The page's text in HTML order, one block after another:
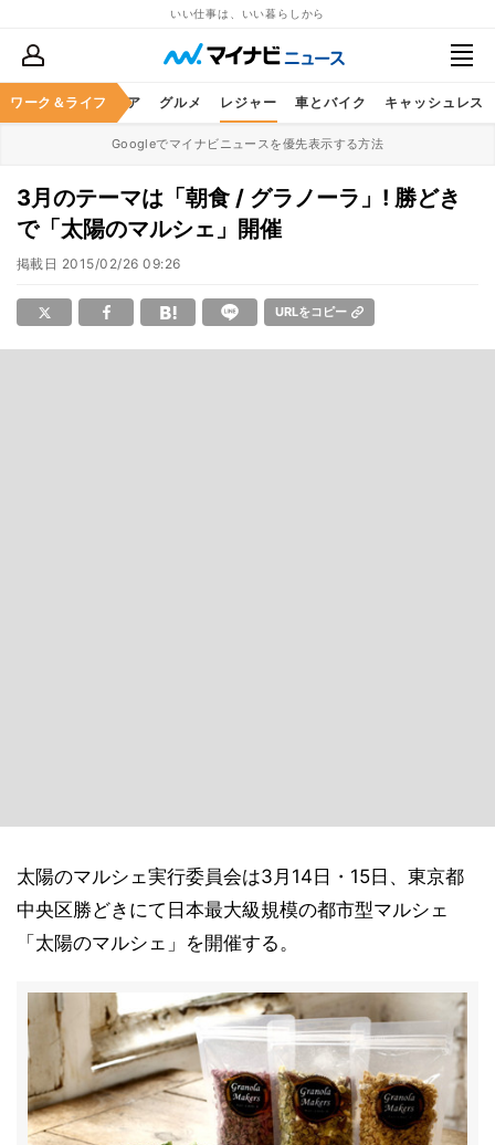
いい仕事は、いい暮らしから
ワーク＆ライフ
暮らし ヘルスケア グルメ レジャー 車とバイク キャッシュレス
Googleでマイナビニュースを優先表示する方法
3月のテーマは「朝食 / グラノーラ」! 勝どき
で「太陽のマルシェ」開催
掲載日 2015/02/26 09:26
URLをコピー
太陽のマルシェ実行委員会は3月14日・15日、東京都
中央区勝どきにて日本最大級規模の都市型マルシェ
「太陽のマルシェ」を開催する。